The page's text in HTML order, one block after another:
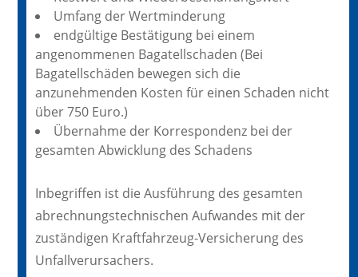
Umfang der Wertminderung
endgültige Bestätigung bei einem
angenommenen Bagatellschaden (Bei
Bagatellschäden bewegen sich die
anzunehmenden Kosten für einen Schaden nicht
über 750 Euro.)
Übernahme der Korrespondenz bei der
gesamten Abwicklung des Schadens
Inbegriffen ist die Ausführung des gesamten
abrechnungstechnischen Aufwandes mit der
zuständigen Kraftfahrzeug-Versicherung des
Unfallverursachers.